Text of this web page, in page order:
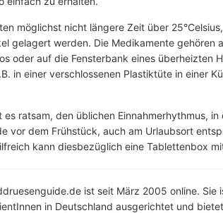
möglichst nicht längere Zeit über
gelagert werden. Die Medikamente gehören
oder auf die Fensterbank eines überheizten
in einer verschlossenen Plastiktüte in einer
ratsam, den üblichen Einnahmerhythmus, in
vor dem Frühstück, auch am Urlaubsort
kann diesbezüglich eine Tablettenbox
ist seit März 2005 online. Sie
in Deutschland ausgerichtet und